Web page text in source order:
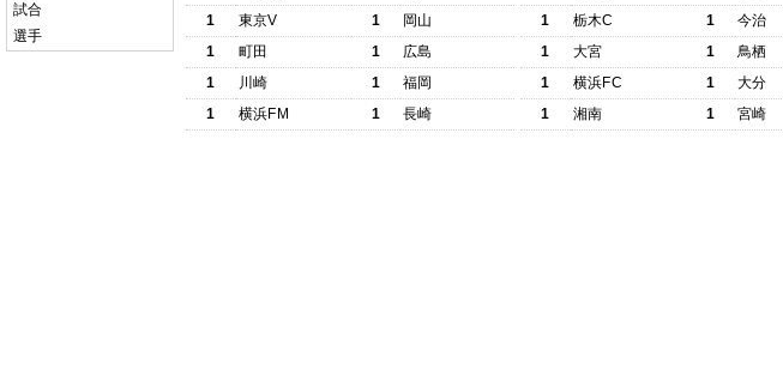
試合
選手
1
東京V 1
岡山
1
町田 1
広島
1
川崎 1
福岡
1
横浜FM 1 長崎
1
栃木C 1
今治
1
大宮 1
鳥栖
1
横浜FC 1
大分
1
湘南 1 宮崎